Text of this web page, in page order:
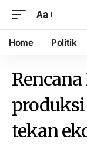
Aa
Home Politik
tekan